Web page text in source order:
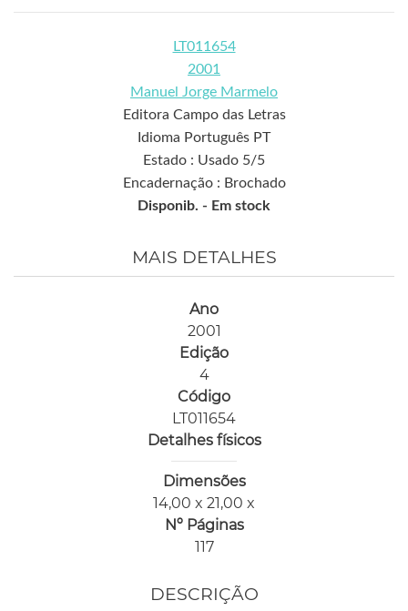
LT011654
2001
Manuel Jorge Marmelo
Editora Campo das Letras
Idioma Português PT
Estado : Usado 5/5
Encadernação : Brochado
Disponib. - Em stock
MAIS DETALHES
Ano
2001
Edição
4
Código
LT011654
Detalhes físicos
Dimensões
14,00 x 21,00 x
Nº Páginas
117
DESCRIÇÃO